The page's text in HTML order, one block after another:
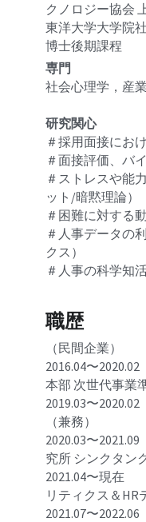
クノロジー協会
東洋大学大学院
博士後期課程
専門
社会心理学，産
研究関心
＃採用面接にお
＃面接評価、バ
＃ストレスや能
ット/暗黙理論）
＃困難に対する
＃人事データの
クス）
＃人事の科学知
職歴
（民間企業）
2016.04〜
本部 次世代事業
2019.03〜
（兼務）
2020.03〜
究所 シンクタン
2021.04〜現在　
リティクス＆HR
2021.07〜